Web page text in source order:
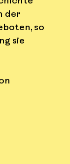
der
so
sie